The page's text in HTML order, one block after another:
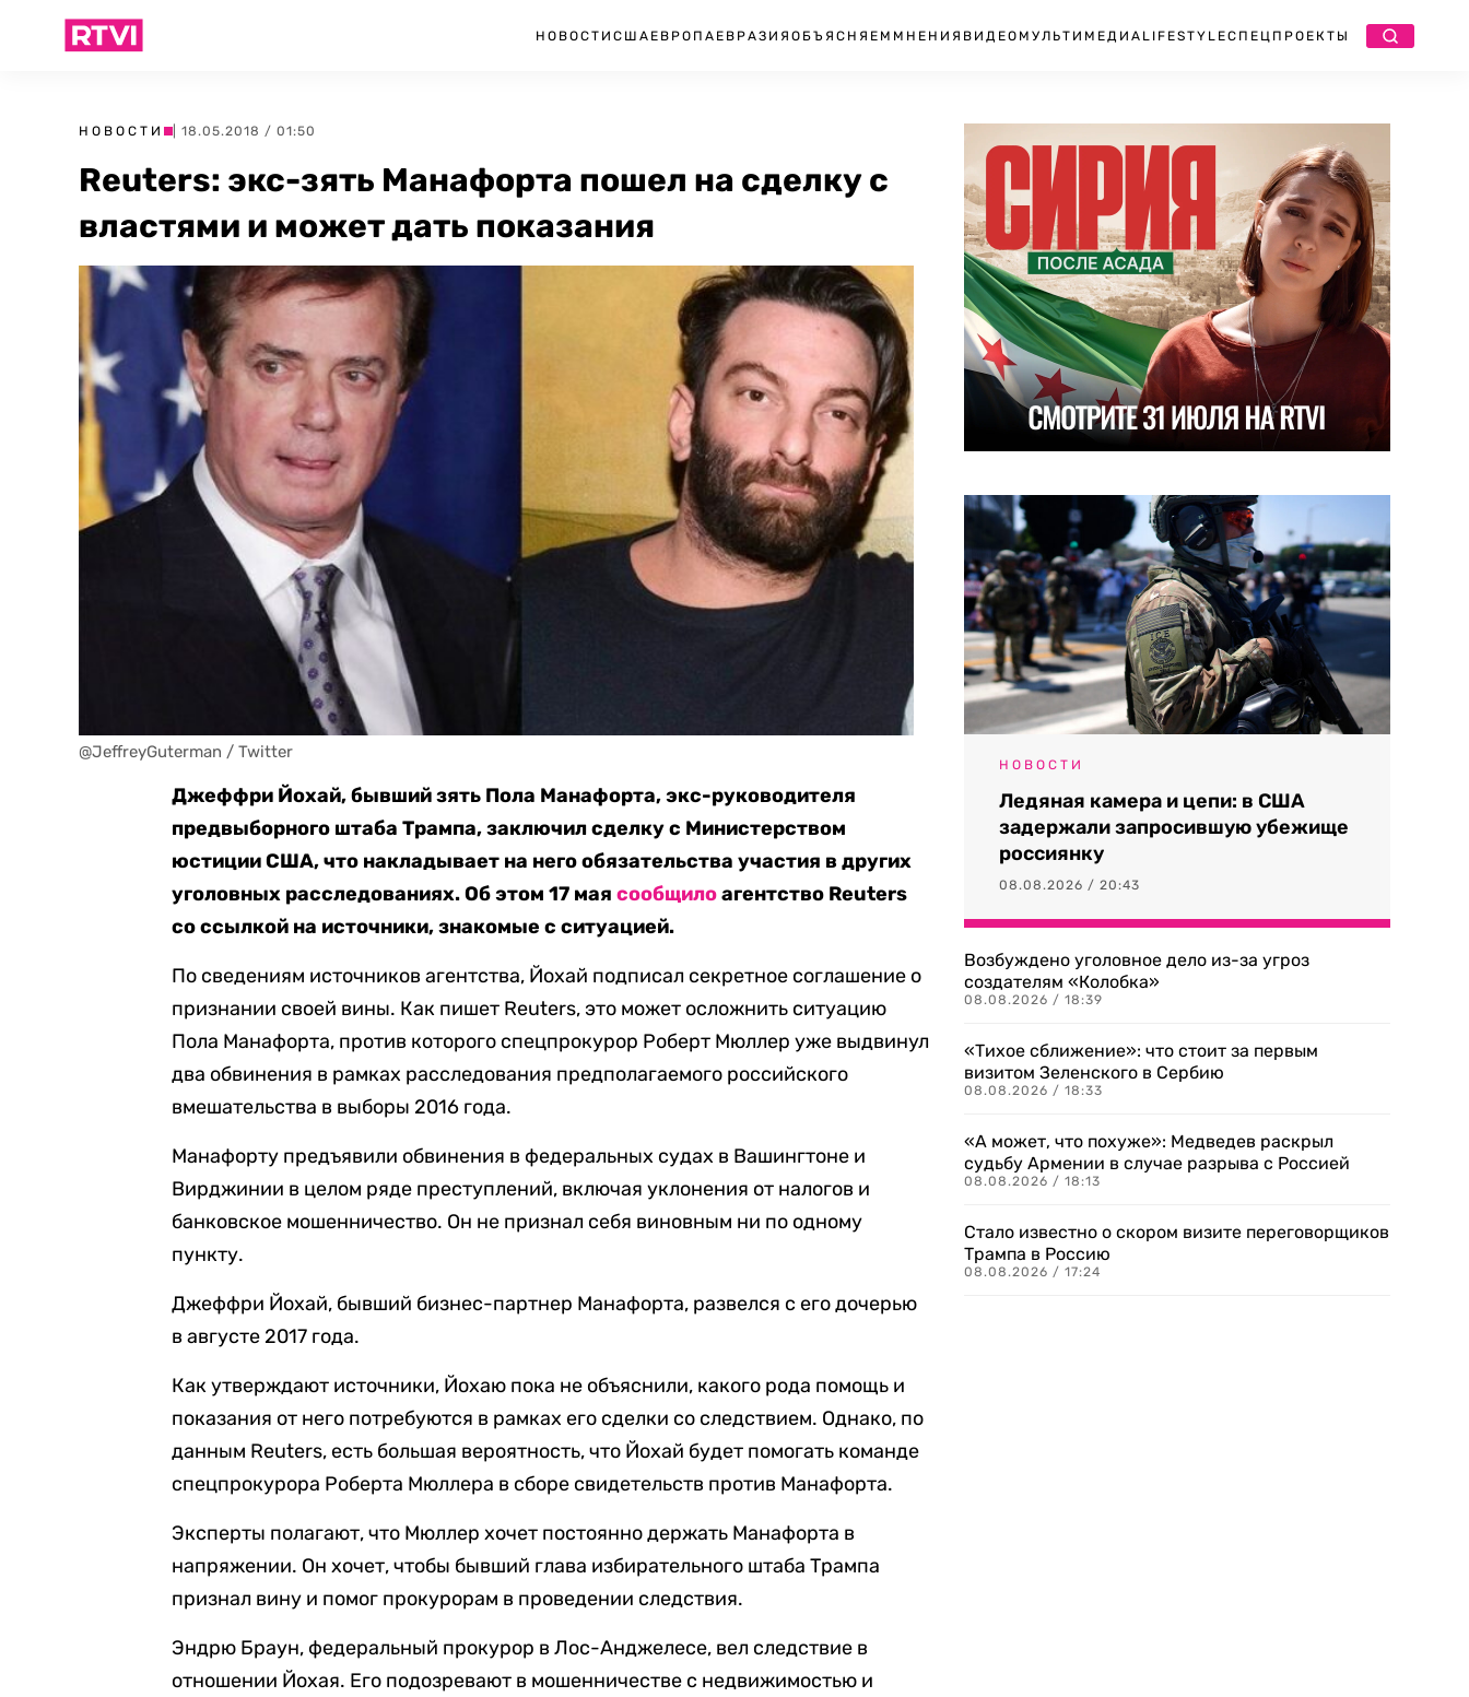
НОВОСТИ США ЕВРОПА ЕВРАЗИЯ ОБЪЯСНЯЕМ МНЕНИЯ ВИДЕО МУЛЬТИМЕДИА LIFESTYLEСПЕЦПРОЕКТЫ
НОВОСТИ | 18.05.2018 / 01:50
Reuters: экс-зять Манафорта пошел на сделку с
властями и может дать показания
@JeffreyGuterman / Twitter
Джеффри Йохай, бывший зять Пола Манафорта, экс-руководителя
предвыборного штаба Трампа, заключил сделку с Министерством
юстиции США, что накладывает на него обязательства участия в других
уголовных расследованиях. Об этом 17 маясообщилоагентство Reuters
со ссылкой на источники, знакомые с ситуацией.
По сведениям источников агентства, Йохай подписал секретное соглашение о
признании своей вины. Как пишет Reuters, это может осложнить ситуацию
Пола Манафорта, против которого спецпрокурор Роберт Мюллер уже выдвинул
два обвинения в рамках расследования предполагаемого российского
вмешательства в выборы 2016 года.
Манафорту предъявили обвинения в федеральных судах в Вашингтоне и
Вирджинии в целом ряде преступлений, включая уклонения от налогов и
банковское мошенничество. Он не признал себя виновным ни по одному
пункту.
Джеффри Йохай, бывший бизнес-партнер Манафорта, развелся с его дочерью
в августе 2017 года.
Как утверждают источники, Йохаю пока не объяснили, какого рода помощь и
показания от него потребуются в рамках его сделки со следствием. Однако, по
данным Reuters, есть большая вероятность, что Йохай будет помогать команде
спецпрокурора Роберта Мюллера в сборе свидетельств против Манафорта.
Эксперты полагают, что Мюллер хочет постоянно держать Манафорта в
напряжении. Он хочет, чтобы бывший глава избирательного штаба Трампа
признал вину и помог прокурорам в проведении следствия.
Эндрю Браун, федеральный прокурор в Лос-Анджелесе, вел следствие в
отношении Йохая. Его подозревают в мошенничестве с недвижимостью и
НОВОСТИ
Ледяная камера и цепи: в США
задержали запросившую убежище
россиянку
08.08.2026 / 20:43
Возбуждено уголовное дело из-за угроз
создателям «Колобка»
08.08.2026 / 18:39
«Тихое сближение»: что стоит за первым
визитом Зеленского в Сербию
08.08.2026 / 18:33
«А может, что похуже»: Медведев раскрыл
судьбу Армении в случае разрыва с Россией
08.08.2026 / 18:13
Стало известно о скором визите переговорщиков
Трампа в Россию
08.08.2026 / 17:24